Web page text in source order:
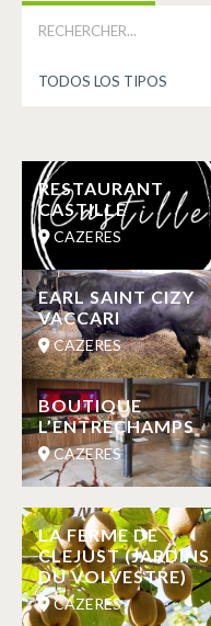
RESTAURANT
CASTILLE
CAZERES
EARL SAINT CIZY
VACCARI
CAZERES
BOUTIQUE
L’ENTRECHAMPS
CAZERES
LA FERME DE
CLEJUST (JARDINS
DU VOLVESTRE)
CAZERES